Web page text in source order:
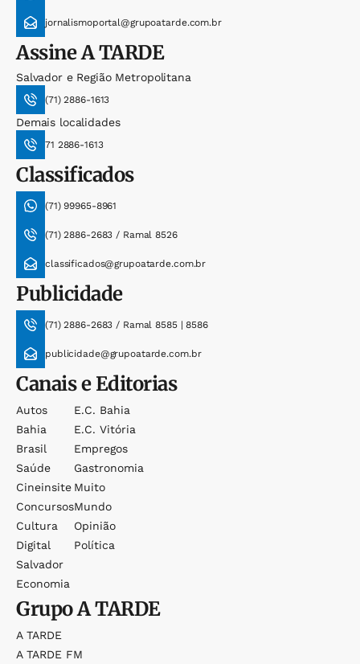
jornalismoportal@grupoatarde.com.br
AssineA TARDE
Salvador e Região Metropolitana
(71) 2886-1613
Demais localidades
71 2886-1613
Classificados
(71) 99965-8961
(71) 2886-2683 / Ramal 8526
classificados@grupoatarde.com.br
Publicidade
(71) 2886-2683 / Ramal 8585 | 8586
publicidade@grupoatarde.com.br
Canais e Editorias
Autos
Bahia
Brasil
Saúde
Cineinsite
Concursos
Cultura
Digital
Salvador
Economia
E.c. Bahia
E.c. Vitória
Empregos
Gastronomia
Muito
Mundo
Opinião
Política
GrupoA TARDE
A TARDE
A TARDE FM